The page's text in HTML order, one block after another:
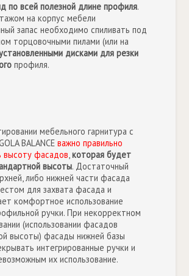
по всей полезной длине профиля.
на корпус мебели
запас необходимо спиливать под
торцовочными пилами (или на
дисками для резки
профиля.
мебельного гарнитура с
BALANCEважно правильно
высоту фасадов,которая будет
высоты. Достаточный
либо нижней части фасада
для захвата фасада и
комфортное использование
ручки. При некорректном
(использовании фасадов
высоты) фасады нижней базы
интегрированные ручки и
их использование.